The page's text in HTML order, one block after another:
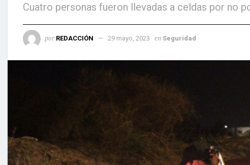
Cuatro personas fueron llevadas a celdas por no
por REDACCIÓN 29 mayo, 2023 en Seguridad